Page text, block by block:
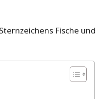
Fische und